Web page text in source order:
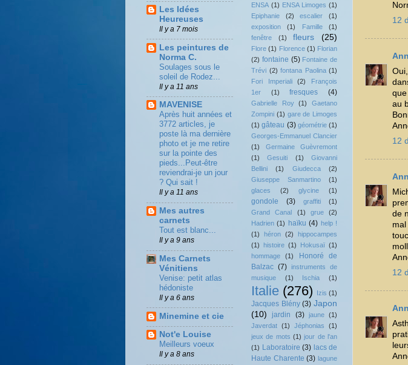
12
au
12
de
12
Les Idées
Heureuses
Il y a 7 mois
Les peintures de
Norma C.
Soulages sous le
soleil de Rodez...
Il y a 11 ans
MAVENISE
Après huit années et
3772 articles, je
poste là ma dernière
photo et je me retire
sur la pointe des
pieds...Peut-être
reviendrai-je un jour
? Qui sait !
Il y a 11 ans
Mes autres
carnets
Tout est blanc...
Il y a 9 ans
Mes Carnets
Vénitiens
Venise: petit atlas
hédoniste
Il y a 6 ans
Minemine et cie
Not'e Louise
Meilleurs voeux
Il y a 8 ans
ENSA (1) ENSA Limoges (1)
Epiphanie
(2) escalier
(1)
exposition
(1) Famille
(1)
fenêtre
(1) fleurs (25)
Flore (1) Florence (1) Florian
(2) fontaine (5) Fontaine de
Trévi (2) fontana Paolina (1)
Fori Imperiali
(2)
François
1er
(1) fresques (4)
Gabrielle Roy (1)
Gaetano
Zompini (1) gare de Limoges
(1) gâteau (3) géométrie (1)
Georges-Emmanuel Clancier
(1)
Germaine Guèvremont
(1)
Gesuiti (1)
Giovanni
Bellini
(1) Giudecca
(2)
Giuseppe Sanmartino
(1)
glaces
(2) glycine (1)
gondole (3) graffiti
(1)
Grand Canal
(1) grue
(2)
Hadrien (1) haïku (4) help !
(1)
héron (2)
hippocampes
(1)
histoire (1) Hokusaï (1)
hommage
(1)
Honoré de
Balzac (7) instruments de
musique
(1) Ischia (1)
Italie (276) Izis (1)
Jacques Blény (3) Japon
(10)
jardin (3) jaune
(1)
Javerdat (1) Jéphonias
(1)
jeux de mots (1) jour de l'an
(1) Laboratoire (3) lacs de
Haute Charente (3) lagune